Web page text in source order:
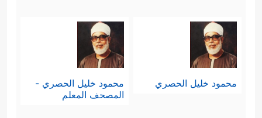
محمود خليل الحصري
محمود خليل الحصري -
المصحف المعلم